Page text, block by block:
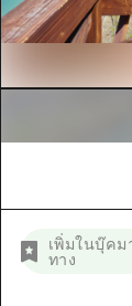
ข่าว
เพิ่มในบุ๊คม
ทาง